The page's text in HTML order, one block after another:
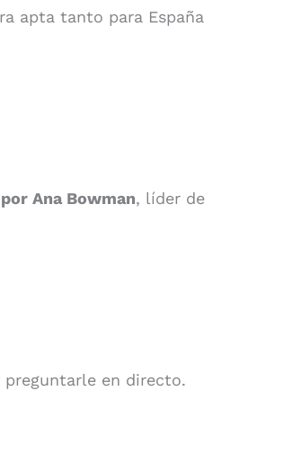
apta tanto para España
Ana Bowman, líder de
preguntarle en directo.